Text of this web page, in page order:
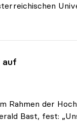
auf
Rahmen der
Bast, fest: